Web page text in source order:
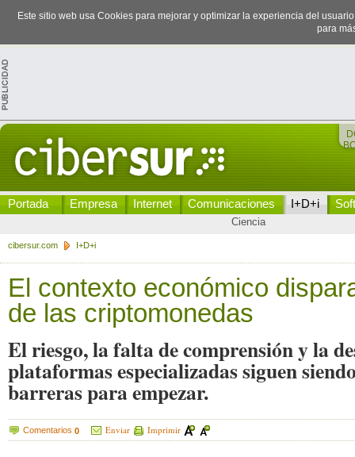
Este sitio web usa Cookies para mejorar y optimizar la experiencia del
para
Portada Empresa Internet Comunicaciones I+D+i
Ciencia
cibersur.com I+D+i
El contexto económico
de las criptomonedas
El riesgo, la falta de comprensión y la
plataformas especializadas siguen
barreras para empezar.
Comentarios 0 Enviar Imprimir